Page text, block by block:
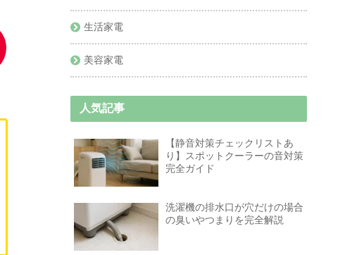
生活家電
美容家電
人気記事
【静音対策チェックリストあ
り】スポットクーラーの音対策
完全ガイド
洗濯機の排水口が穴だけの場合
の臭いやつまりを完全解説